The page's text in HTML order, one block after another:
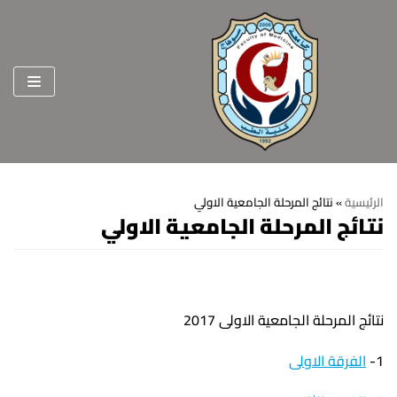
الرئيسية
الاهداف الاستراتيجية
الهيكل التنظيمي
الأقسام العلمية
شئون التعليم والطلاب
هيئة التدريس
الرئيسية»نتائج المرحلة الجامعية الاولي
نتائج المرحلة الجامعية الاولي
نتائج المرحلة الجامعية الاولى 2017
1- الفرقة الاولى